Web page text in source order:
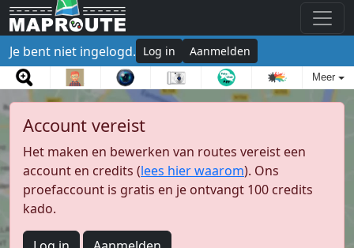
Je bent niet ingelogd. Log in Aanmelden
Meer
Account vereist
Het maken en bewerken van routes vereist een
account en credits (lees hier waarom). Ons
proefaccount is gratis en je ontvangt 100 credits
kado.